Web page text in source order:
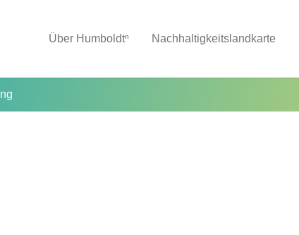
Über Humboldtⁿ Nachhaltigkeitslandkarte